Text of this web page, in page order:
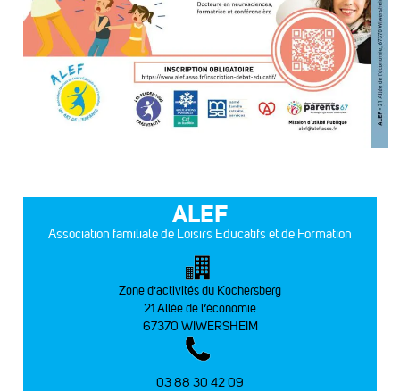
ALEF
Association familiale de Loisirs Educatifs et de Formation
Zone d’activités du Kochersberg
21 Allée de l’économie
67370 WIWERSHEIM
03 88 30 42 09